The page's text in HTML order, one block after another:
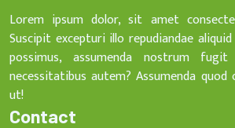
Lorem ipsum dolor, sit amet
Suscipit excepturi illo repudiandae
possimus, assumenda nostrum
necessitatibus autem? Assumenda
ut!
Contact